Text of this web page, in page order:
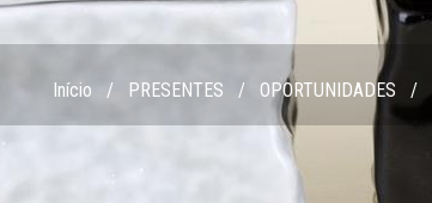
Início / PRESENTES / OPORTUNIDADES /